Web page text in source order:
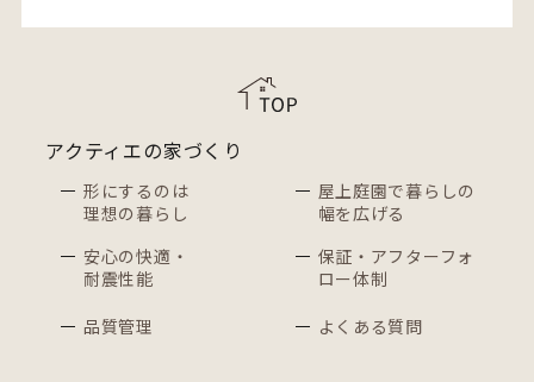
アクティエの家づくり
形にするのは
理想の暮らし
屋上庭園で暮らしの
幅を広げる
安心の快適・
耐震性能
保証・アフターフォ
ロー体制
品質管理
よくある質問